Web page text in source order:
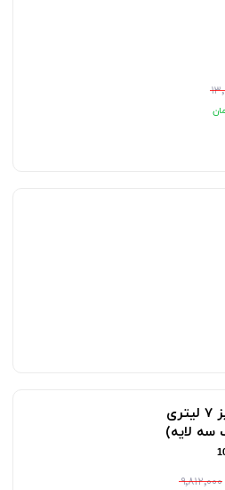
دیگ زودپز 7 لیتری
لایه)
۹٬۸۱۲٬۰۰۰